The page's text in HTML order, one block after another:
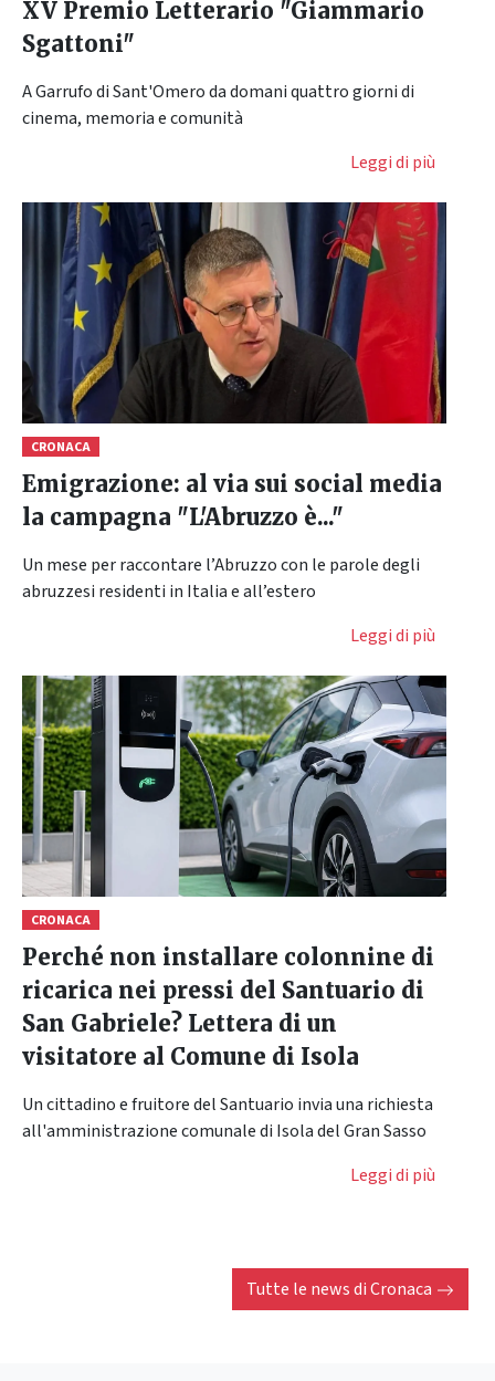
XV Premio Letterario "Giammario
Sgattoni"
A Garrufo di Sant'Omero da domani quattro giorni di
cinema, memoria e comunità
Leggi di più
CRONACA
Emigrazione: al via sui social media
la campagna "L'Abruzzo è..."
Un mese per raccontare l’Abruzzo con le parole degli
abruzzesi residenti in Italia e all’estero
Leggi di più
CRONACA
Perché non installare colonnine di
ricarica nei pressi del Santuario di
San Gabriele? Lettera di un
visitatore al Comune di Isola
Un cittadino e fruitore del Santuario invia una richiesta
all'amministrazione comunale di Isola del Gran Sasso
Leggi di più
Tutte le news diCronaca